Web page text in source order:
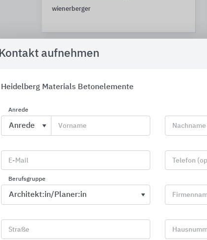
wienerberger
Trittschalldämmelemente,
Bewehrung, Fassadenbefestigung
Kontakt aufnehmen
Heidelberg Materials Betonelemente
Anrede
Vorname Nachname
E-Mail Telefon
Berufsgruppe
Straße